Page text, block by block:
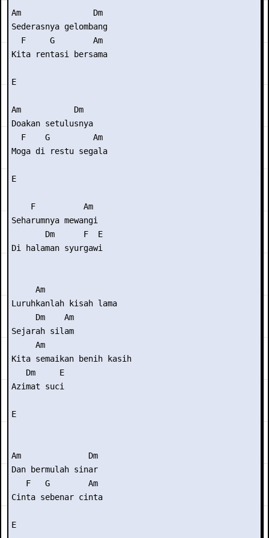
Am               Dm
Sederasnya gelombang
  F     G        Am
Kita rentasi bersama
E
Am           Dm
Doakan setulusnya
  F    G         Am
Moga di restu segala
E
    F          Am
Seharumnya mewangi
       Dm      F  E
Di halaman syurgawi
     Am
Luruhkanlah kisah lama
     Dm    Am
Sejarah silam
     Am
Kita semaikan benih kasih
   Dm     E
Azimat suci
E
Am              Dm
Dan bermulah sinar
   F   G        Am
Cinta sebenar cinta
E